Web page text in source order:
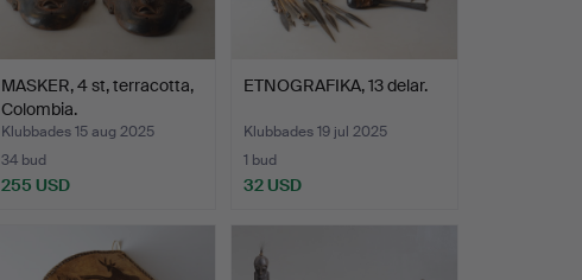
MASKER, 4 st, terracotta,
Colombia.
Klubbades 15 aug 2025
34 bud
255 USD
ETNOGRAFIKA, 13 delar.
Klubbades 19 jul 2025
1 bud
32 USD